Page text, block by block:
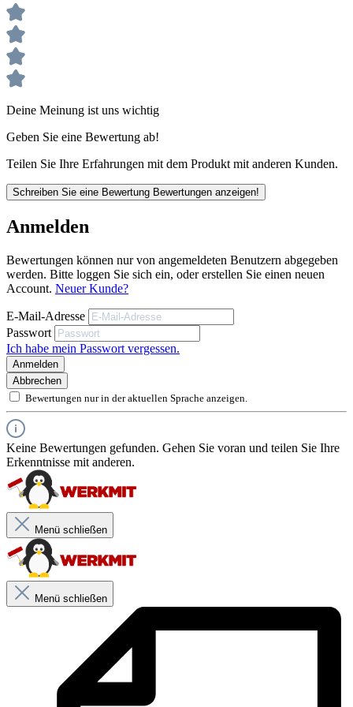
Produktbeschreibung
von Gehörschutzkapseln, Helm und Anstoßkappen
Komplett metallfrei
Farblose PC-Scheibe
Merkmale
einer Nachweislösung lässt das X-tended Eyeshield keinen
Tropfen durch – ob beim frontalen Ansprühen gemäß Norm
oder oberhalb und seitlich des Augenbereichs gemäß uvex-
Standards. So ist auch bei Überkopfarbeiten optimaler
Schutz gewährleistet.
Auch bei der Stirnabstandsmessung konnte die uvex pheos
cx2 punkten. Dabei wird über vier Messpunkte der Abstand
zwischen Brille und Stirn ermittelt. Das Ergebnis: Die höchst
ergonomische Bügelbrille bietet im Vergleich zu den bereits
sehr leistungsstarken Schutzbrillen uvex pheos und uvex
pheos s noch mehr Schutz und Tragekomfort.
Produktbeschreibung
Schlanke Bügelgeometrie ermöglicht komfortables Tragen von
Gehörschutzkapseln, Helm und Anstoßkappen
Komplett metallfrei
Farblose PC-Scheibe
Farbe: blau,grau
Deine Meinung ist uns wichtig
Geben Sie eine Bewertung ab!
Teilen Sie Ihre Erfahrungen mit dem Produkt mit anderen Kunden.
Schreiben Sie eine Bewertung Bewertungen anzeigen!
Anmelden
Bewertungen können nur von angemeldeten Benutzern abgegeben
werden. Bitte loggen Sie sich ein, oder erstellen Sie einen neuen
Account. Neuer Kunde?
E-Mail-Adresse
Passwort
Ich habe mein Passwort vergessen.
Anmelden
Abbrechen
Bewertungen nur in der aktuellen Sprache anzeigen.
Keine Bewertungen gefunden. Gehen Sie voran und teilen Sie Ihre
Erkenntnisse mit anderen.
Menü schließen
Menü schließen